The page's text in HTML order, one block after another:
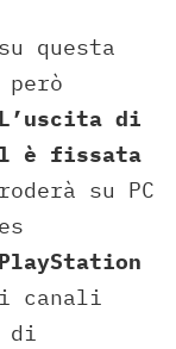
questa
L’uscita di
è fissata
su PC
canali
di